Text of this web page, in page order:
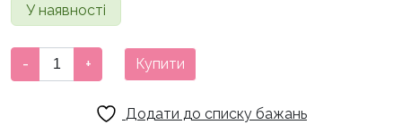
У наявності
Ортодонтична
зубна
- + Купити
Додати до списку бажань